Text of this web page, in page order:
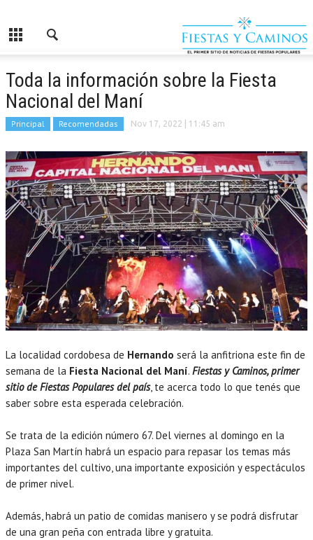
Toda la información sobre la Fiesta
Nacional del Maní
Principal Recomendadas Nov 17, 2022 | 11:45 am
La localidad cordobesa de Hernando será la anfitriona este fin de
semana de la Fiesta Nacional del Maní. Fiestas y Caminos, primer
sitio de Fiestas Populares del país, te acerca todo lo que tenés que
saber sobre esta esperada celebración.
Se trata de la edición número 67. Del viernes al domingo en la
Plaza San Martín habrá un espacio para repasar los temas más
importantes del cultivo, una importante exposición y espectáculos
de primer nivel.
Además, habrá un patio de comidas manisero y se podrá disfrutar
de una gran peña con entrada libre y gratuita.